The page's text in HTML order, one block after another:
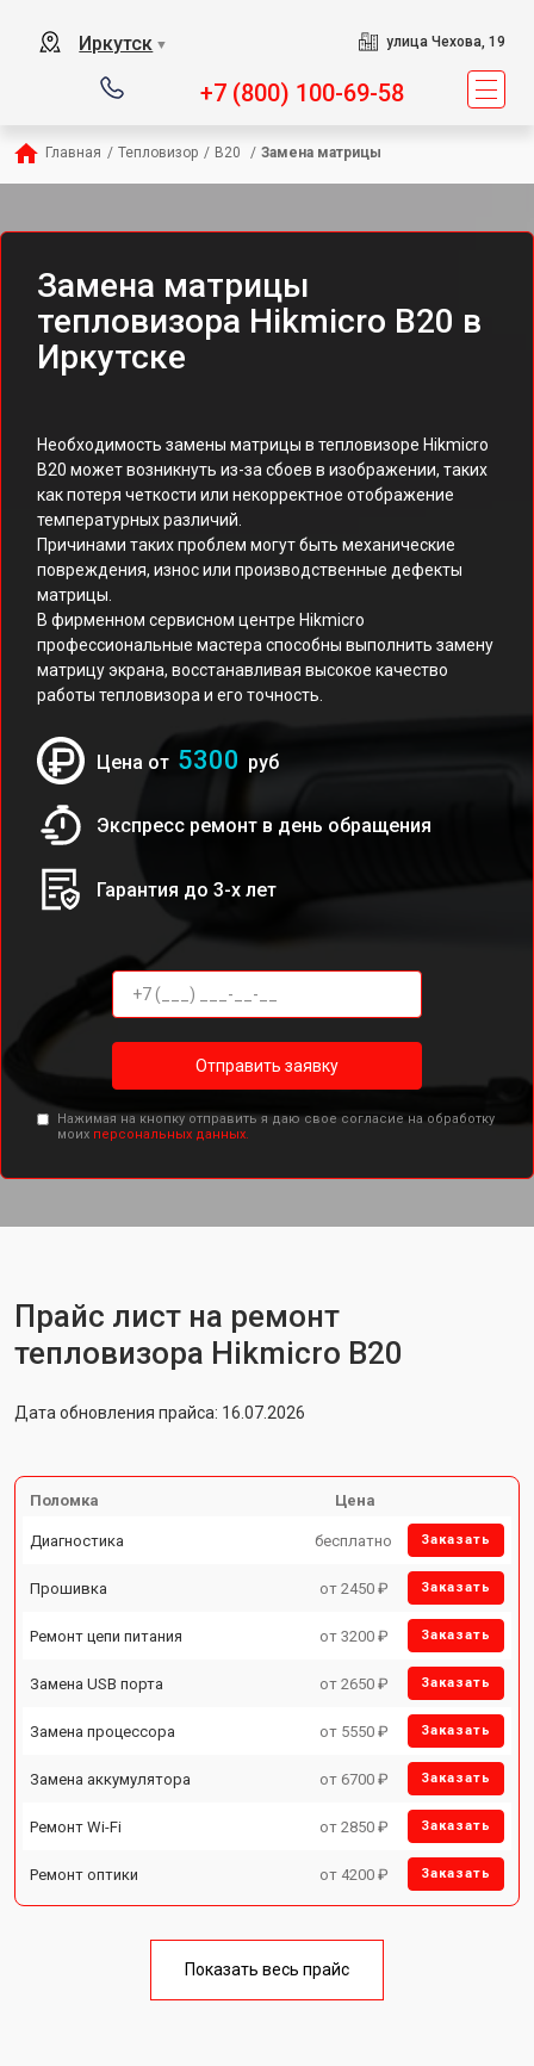
Иркутск ▼ улица Чехова, 19
+7 (800) 100-69-58
Главная / Тепловизор / B20 / Замена матрицы
Замена матрицы
тепловизора Hikmicro B20 в
Иркутске
Необходимость замены матрицы в тепловизоре Hikmicro
B20 может возникнуть из-за сбоев в изображении, таких
как потеря четкости или некорректное отображение
температурных различий.
Причинами таких проблем могут быть механические
повреждения, износ или производственные дефекты
матрицы.
В фирменном сервисном центре Hikmicro
профессиональные мастера способны выполнить замену
матрицу экрана, восстанавливая высокое качество
работы тепловизора и его точность.
Цена от 5300 руб
Экспресс ремонт в день обращения
Гарантия до 3-х лет
Отправить заявку
Нажимая на кнопку отправить я даю свое согласие на обработку
моих персональных данных.
Прайс лист на ремонт
тепловизора Hikmicro B20
Дата обновления прайса: 16.07.2026
Поломка Цена
Диагностика бесплатно Заказать
Прошивка от 2450 ₽ Заказать
Ремонт цепи питания от 3200 ₽ Заказать
Замена USB порта от 2650 ₽ Заказать
Замена процессора от 5550 ₽ Заказать
Замена аккумулятора от 6700 ₽ Заказать
Ремонт Wi-Fi от 2850 ₽ Заказать
Ремонт оптики от 4200 ₽ Заказать
Показать весь прайс